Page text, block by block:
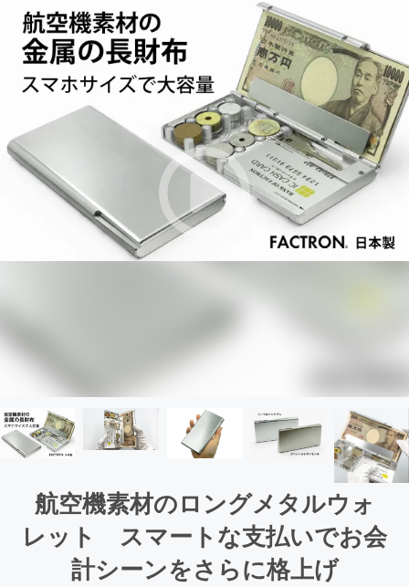
航空機素材のロングメタルウォ
レット スマートな支払いでお会
計シーンをさらに格上げ